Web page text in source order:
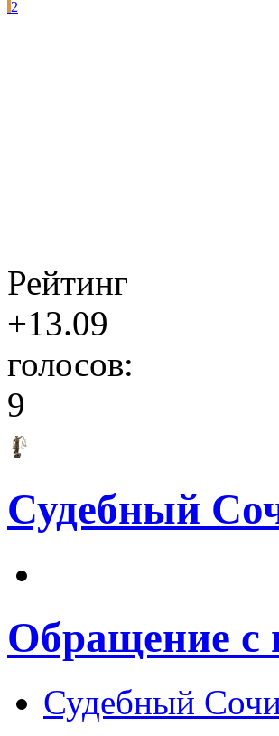
2
Рейтинг
+13.09
голосов:
9
Судебный
Обращение с
Судебный